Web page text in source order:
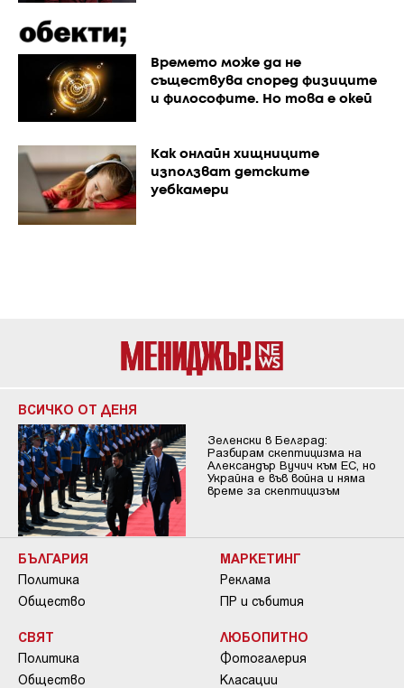
Времето може да не
съществува според физиците
и философите. Но това е окей
Как онлайн хищниците
използват детските
уебкамери
ВСИЧКО ОТ ДЕНЯ
Зеленски в Белград:
Разбирам скептицизма на
Александър Вучич към ЕС, но
Украйна е във война и няма
време за скептицизъм
БЪЛГАРИЯ
Политика
Общество
СВЯТ
Политика
Общество
МАРКЕТИНГ
Реклама
ПР и събития
ЛЮБОПИТНО
Фотогалерия
Класации